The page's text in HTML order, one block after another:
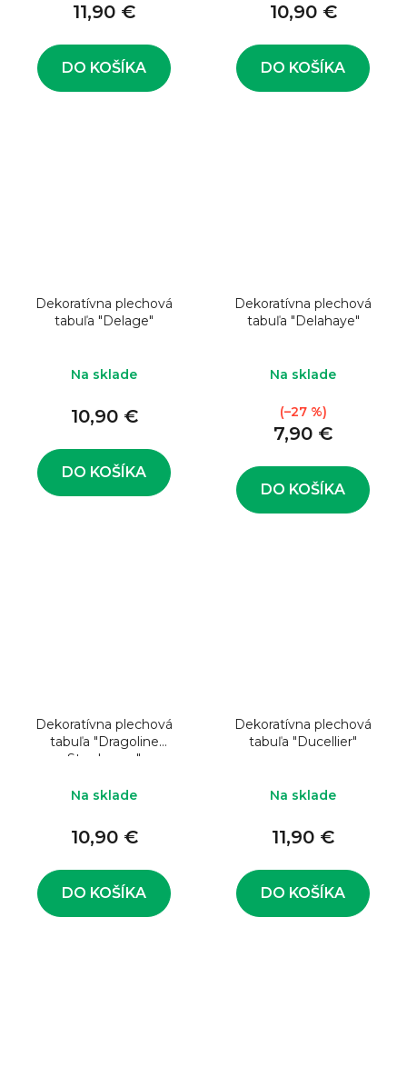
11,90 €
DO KOŠÍKA
10,90 €
DO KOŠÍKA
Dekoratívna plechová
tabuľa "Delage"
Na sklade
10,90 €
DO KOŠÍKA
Dekoratívna plechová
tabuľa "Delahaye"
Na sklade
7,90 €
(–27 %)
DO KOŠÍKA
Dekoratívna plechová
tabuľa "Dragoline
Strasbourg"
Na sklade
10,90 €
DO KOŠÍKA
Dekoratívna plechová
tabuľa "Ducellier"
Na sklade
11,90 €
DO KOŠÍKA